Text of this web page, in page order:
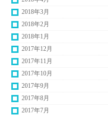
2018年3月
2018年2月
2018年1月
2017年12月
2017年11月
2017年10月
2017年9月
2017年8月
2017年7月